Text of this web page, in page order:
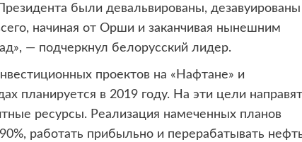
были девальвированы, дезавуированы
начиная от Орши и заканчивая нынешним
— подчеркнул белорусский лидер.
проектов на «Нафтане» и
планируется в 2019 году. На эти цели направят
ресурсы. Реализация намеченных планов
работать прибыльно и перерабатывать